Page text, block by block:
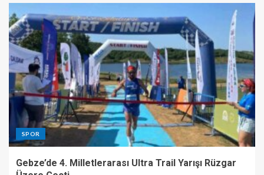
SPOR
Gebze’de 4. Milletlerarası Ultra Trail Yarışı Rüzgar